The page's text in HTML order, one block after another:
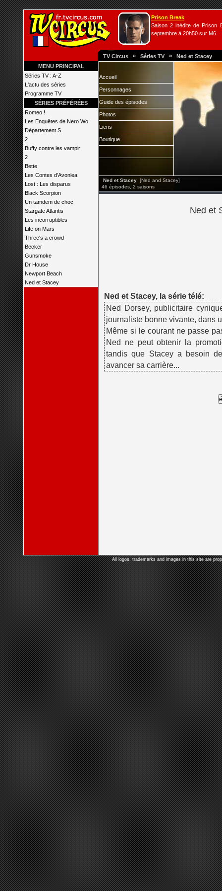
Prison Break
Saison 2 inédite de Prison
septembre à 20h50 sur M6.
TV Circus » Séries TV » Ned et Stacey
MENU PRINCIPAL
Séries TV : A-Z
L'actu des séries
Programme TV
SÉRIES PRÉFÉRÉES
Romeo !
Les Enquêtes de Nero Wo
Département S
2
Buffy contre les vampir
2
Bette
Les Contes d’Avonlea
Lost : Les disparus
Black Scorpion
Un tamdem de choc
Stargate Atlantis
Les incorruptibles
Life on Mars
Three's a crowd
Becker
Gunsmoke
Dr House
Newport Beach
Ned et Stacey
Accueil
Personnages
Guide des épisodes
Photos
Liens
Boutique
Ned et Stacey [Ned and Stacey]
46 épisodes, 2 saisons
Ned et
Ned et Stacey, la série télé:
Ned Dorsey, publicitaire
journaliste bonne vivante, dans
Même si le courant ne passe
Ned ne peut obtenir la
tandis que Stacey a besoin
avancer sa carrière...
All logos, trademarks and images in this site are